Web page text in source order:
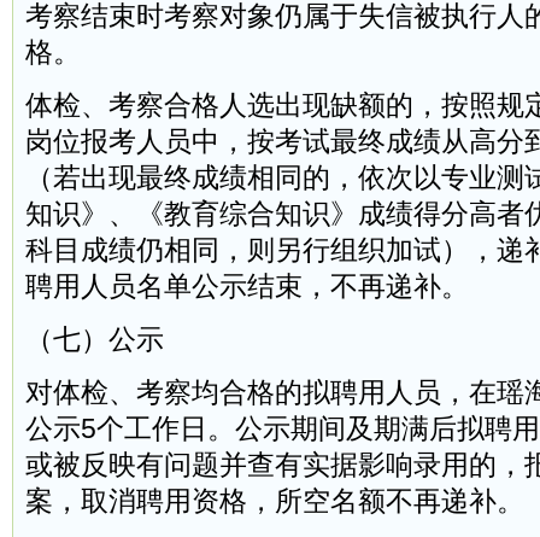
考察结束时考察对象仍属于失信被执行人
格。
体检、考察合格人选出现缺额的，按照规
岗位报考人员中，按考试最终成绩从高分
（若出现最终成绩相同的，依次以专业
知识》、《教育综合知识》成绩得分高者
科目成绩仍相同，则另行组织加试），递
聘用人员名单公示结束，不再递补。
（七）公示
对体检、考察均合格的拟聘用人员，在瑶
公示5个工作日。公示期间及期满后拟聘
或被反映有问题并查有实据影响录用的，
案，取消聘用资格，所空名额不再递补。